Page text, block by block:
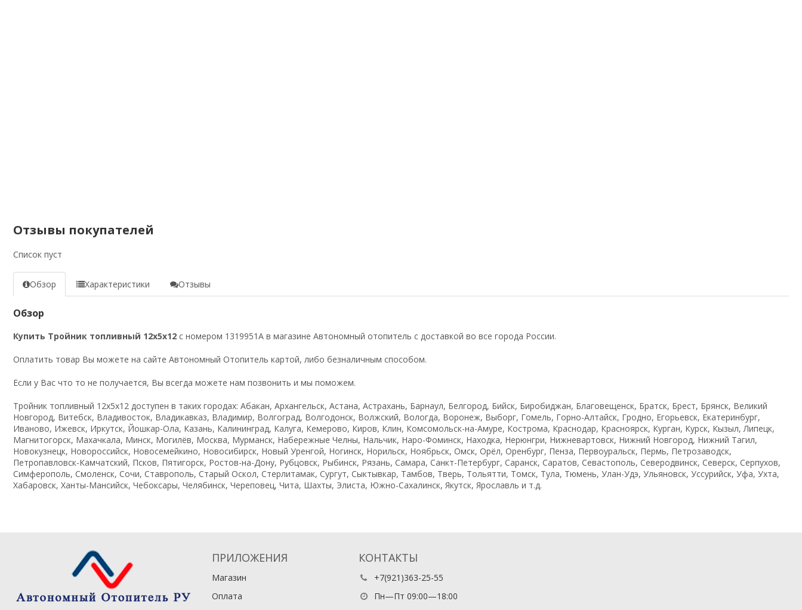
Отзывы покупателей
Список пуст
Обзор Характеристики Отзывы
Обзор
Купить Тройник топливный 12х5х12 с номером 1319951A в магазине Автономный отопитель с доставкой во все города России.
Оплатить товар Вы можете на сайте Автономный Отопитель картой, либо безналичным способом.
Если у Вас что то не получается, Вы всегда можете нам позвонить и мы поможем.
Тройник топливный 12х5х12 доступен в таких городах: Абакан, Архангельск, Астана, Астрахань, Барнаул, Белгород, Бийск, Биробиджан, Благовещенск, Братск, Брест, Брянск, Великий
Новгород, Витебск, Владивосток, Владикавказ, Владимир, Волгоград, Волгодонск, Волжский, Вологда, Воронеж, Выборг, Гомель, Горно-Алтайск, Гродно, Егорьевск, Екатеринбург,
Иваново, Ижевск, Иркутск, Йошкар-Ола, Казань, Калининград, Калуга, Кемерово, Киров, Клин, Комсомольск-на-Амуре, Кострома, Краснодар, Красноярск, Курган, Курск, Кызыл, Липецк,
Магнитогорск, Махачкала, Минск, Могилёв, Москва, Мурманск, Набережные Челны, Нальчик, Наро-Фоминск, Находка, Нерюнгри, Нижневартовск, Нижний Новгород, Нижний Тагил,
Новокузнецк, Новороссийск, Новосемейкино, Новосибирск, Новый Уренгой, Ногинск, Норильск, Ноябрьск, Омск, Орёл, Оренбург, Пенза, Первоуральск, Пермь, Петрозаводск,
Петропавловск-Камчатский, Псков, Пятигорск, Ростов-на-Дону, Рубцовск, Рыбинск, Рязань, Самара, Санкт-Петербург, Саранск, Саратов, Севастополь, Северодвинск, Северск, Серпухов,
Симферополь, Смоленск, Сочи, Ставрополь, Старый Оскол, Стерлитамак, Сургут, Сыктывкар, Тамбов, Тверь, Тольятти, Томск, Тула, Тюмень, Улан-Удэ, Ульяновск, Уссурийск, Уфа, Ухта,
Хабаровск, Ханты-Мансийск, Чебоксары, Челябинск, Череповец, Чита, Шахты, Элиста, Южно-Сахалинск, Якутск, Ярославль и т.д.
ПРИЛОЖЕНИЯ
Магазин
Оплата
КОНТАКТЫ
+7(921)363-25-55
Пн—Пт 09:00—18:00